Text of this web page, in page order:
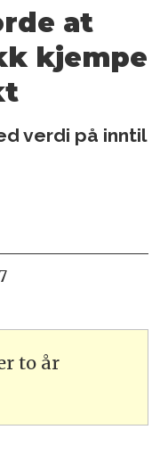
at
kjempe
verdi på inntil
to år